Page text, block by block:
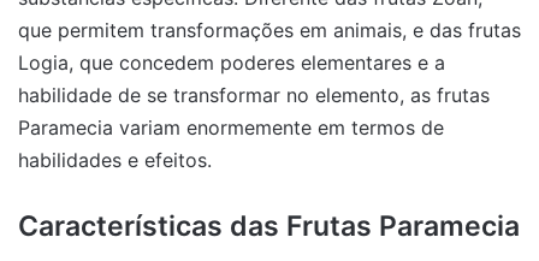
que permitem transformações em animais, e das frutas
Logia, que concedem poderes elementares e a
habilidade de se transformar no elemento, as frutas
Paramecia variam enormemente em termos de
habilidades e efeitos.
Características das Frutas Paramecia